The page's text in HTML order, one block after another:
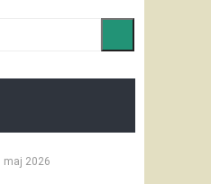
maj 2026